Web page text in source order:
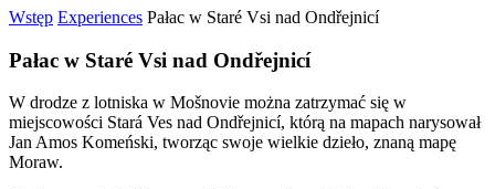
Wstęp Experiences Pałac w Staré Vsi nad Ondřejnicí
Pałac w Staré Vsi nad Ondřejnicí
W drodze z lotniska w Mošnovie można zatrzymać się w
miejscowości Stará Ves nad Ondřejnicí, którą na mapach narysował
Jan Amos Komeński, tworząc swoje wielkie dzieło, znaną mapę
Moraw.